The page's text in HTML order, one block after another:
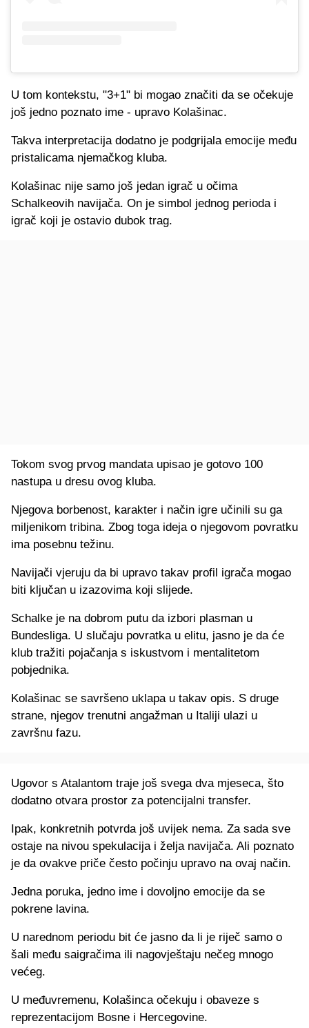
U tom kontekstu, "3+1" bi mogao značiti da se očekuje
još jedno poznato ime - upravo Kolašinac.
Takva interpretacija dodatno je podgrijala emocije među
pristalicama njemačkog kluba.
Kolašinac nije samo još jedan igrač u očima
Schalkeovih navijača. On je simbol jednog perioda i
igrač koji je ostavio dubok trag.
Tokom svog prvog mandata upisao je gotovo 100
nastupa u dresu ovog kluba.
Njegova borbenost, karakter i način igre učinili su ga
miljenikom tribina. Zbog toga ideja o njegovom povratku
ima posebnu težinu.
Navijači vjeruju da bi upravo takav profil igrača mogao
biti ključan u izazovima koji slijede.
Schalke je na dobrom putu da izbori plasman u
Bundesliga. U slučaju povratka u elitu, jasno je da će
klub tražiti pojačanja s iskustvom i mentalitetom
pobjednika.
Kolašinac se savršeno uklapa u takav opis. S druge
strane, njegov trenutni angažman u Italiji ulazi u
završnu fazu.
Ugovor s Atalantom traje još svega dva mjeseca, što
dodatno otvara prostor za potencijalni transfer.
Ipak, konkretnih potvrda još uvijek nema. Za sada sve
ostaje na nivou spekulacija i želja navijača. Ali poznato
je da ovakve priče često počinju upravo na ovaj način.
Jedna poruka, jedno ime i dovoljno emocije da se
pokrene lavina.
U narednom periodu bit će jasno da li je riječ samo o
šali među saigračima ili nagovještaju nečeg mnogo
većeg.
U međuvremenu, Kolašinca očekuju i obaveze s
reprezentacijom Bosne i Hercegovine.